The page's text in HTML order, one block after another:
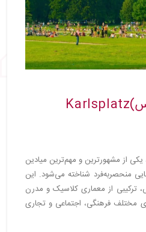
کارل پلاتز (اشتاخوس)Karlsplatz
یکی از مشهورترین و مهم‌ترین میادین
منحصربه‌فرد شناخته می‌شود. این
ترکیبی از معماری کلاسیک و مدرن
مختلف فرهنگی، اجتماعی و تجاری